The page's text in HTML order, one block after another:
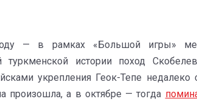
— в рамках «Большой игры»
истории поход
укрепления Геок-Тепе
произошла, а в октябре — тогда